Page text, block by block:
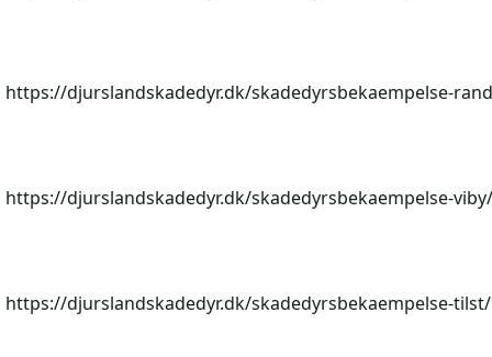
https://djurslandskadedyr.dk/skadedyrsbekaempelse-
https://djurslandskadedyr.dk/skadedyrsbekaempelse-viby/
https://djurslandskadedyr.dk/skadedyrsbekaempelse-tilst/